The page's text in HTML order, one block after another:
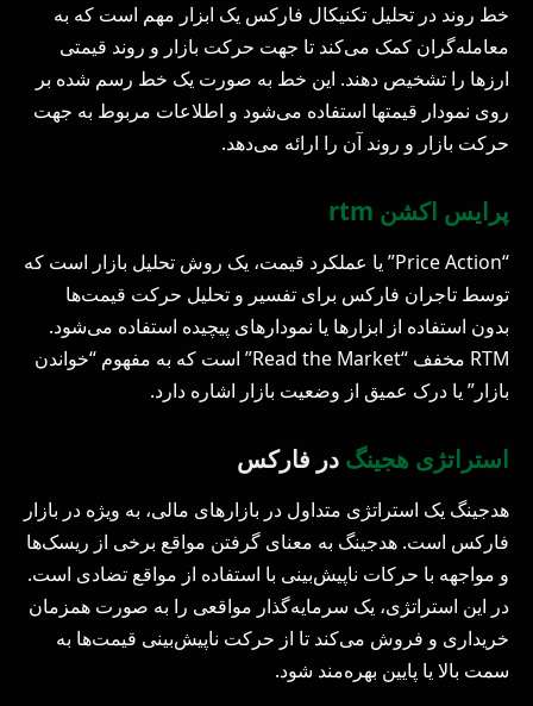
خط روند در تحلیل تکنیکال فارکس یک ابزار مهم است که به
معامله‌گران کمک می‌کند تا جهت حرکت بازار و روند قیمتی
ارزها را تشخیص دهند. این خط به صورت یک خط رسم شده بر
روی نمودار قیمتها استفاده می‌شود و اطلاعات مربوط به جهت
حرکت بازار و روند آن را ارائه می‌دهد.
پرایس اکشن rtm
“Price Action” یا عملکرد قیمت، یک روش تحلیل بازار است که
توسط تاجران فارکس برای تفسیر و تحلیل حرکت قیمت‌ها
بدون استفاده از ابزارها یا نمودارهای پیچیده استفاده می‌شود.
RTM مخفف “Read the Market” است که به مفهوم “خواندن
بازار” یا درک عمیق از وضعیت بازار اشاره دارد.
استراتژی هجینگ در فارکس
هدجینگ یک استراتژی متداول در بازارهای مالی، به ویژه در بازار
فارکس است. هدجینگ به معنای گرفتن مواقع برخی از ریسک‌ها
و مواجهه با حرکات ناپیش‌بینی با استفاده از مواقع تضادی است.
در این استراتژی، یک سرمایه‌گذار مواقعی را به صورت همزمان
خریداری و فروش می‌کند تا از حرکت ناپیش‌بینی قیمت‌ها به
سمت بالا یا پایین بهره‌مند شود.